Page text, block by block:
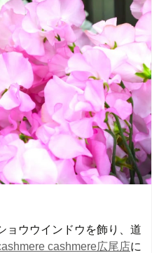
ョウウインドウを飾り、道
cashmere広尾店に